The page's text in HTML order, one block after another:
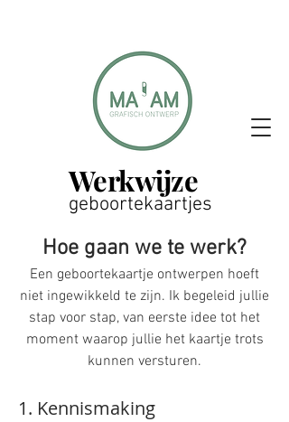
Werkwijze
geboortekaartjes
Hoe gaan we te werk?
Een geboortekaartje ontwerpen hoeft
niet ingewikkeld te zijn. Ik begeleid jullie
stap voor stap, van eerste idee tot het
moment waarop jullie het kaartje trots
kunnen versturen.
1. Kennismaking